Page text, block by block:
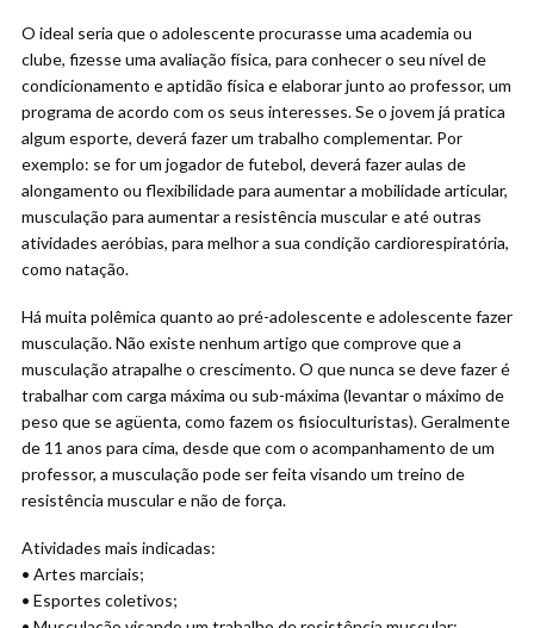
O ideal seria que o adolescente procurasse uma academia ou
clube, fizesse uma avaliação física, para conhecer o seu nível de
condicionamento e aptidão física e elaborar junto ao professor, um
programa de acordo com os seus interesses. Se o jovem já pratica
algum esporte, deverá fazer um trabalho complementar. Por
exemplo: se for um jogador de futebol, deverá fazer aulas de
alongamento ou flexibilidade para aumentar a mobilidade articular,
musculação para aumentar a resistência muscular e até outras
atividades aeróbias, para melhor a sua condição cardiorespiratória,
como natação.
Há muita polêmica quanto ao pré-adolescente e adolescente fazer
musculação. Não existe nenhum artigo que comprove que a
musculação atrapalhe o crescimento. O que nunca se deve fazer é
trabalhar com carga máxima ou sub-máxima (levantar o máximo de
peso que se agüenta, como fazem os fisioculturistas). Geralmente
de 11 anos para cima, desde que com o acompanhamento de um
professor, a musculação pode ser feita visando um treino de
resistência muscular e não de força.
Atividades mais indicadas:
• Artes marciais;
• Esportes coletivos;